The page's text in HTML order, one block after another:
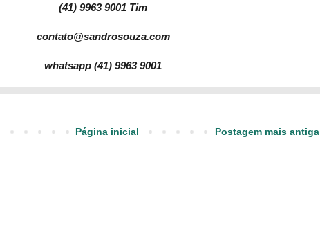
(41) 9963 9001 Tim
contato@sandrosouza.com
whatsapp (41) 9963 9001
Postagem mais antiga
Página inicial